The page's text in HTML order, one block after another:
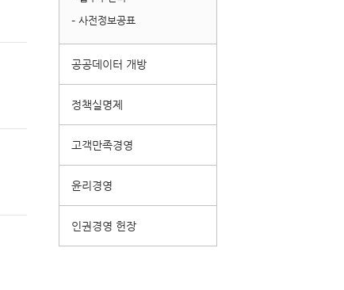
– 사전정보공표
공공데이터 개방
정책실명제
고객만족경영
윤리경영
인권경영 헌장